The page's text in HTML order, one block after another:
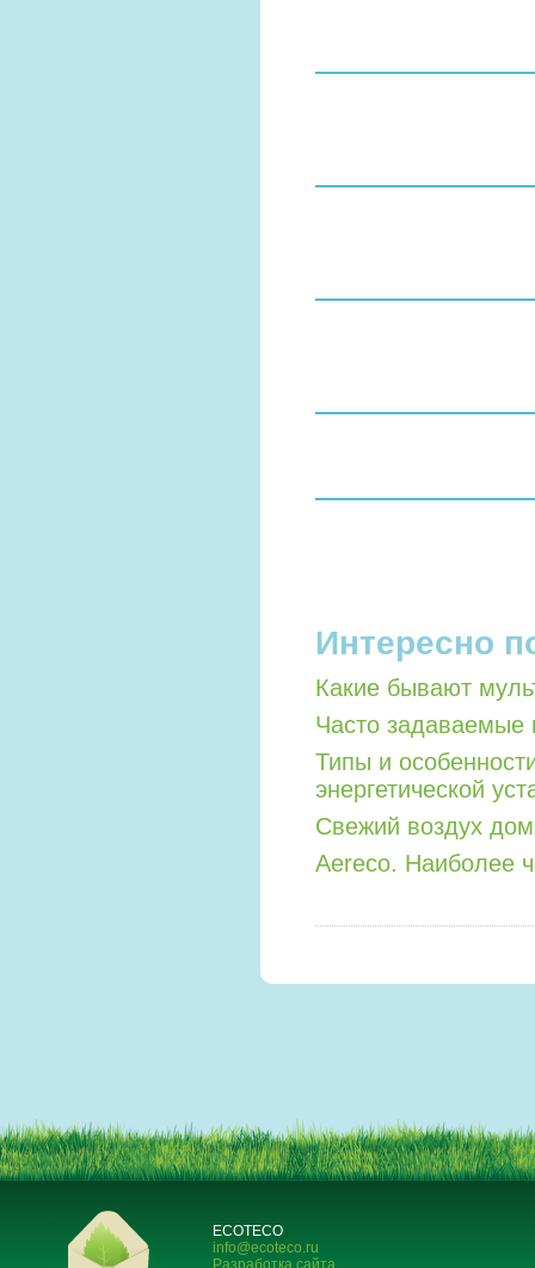
Интересно
Какие бывают
Часто задаваемые
Типы и
энергетической
Свежий воздух
Aereco. Наиболее
ECOTECO
info@ecoteco.ru